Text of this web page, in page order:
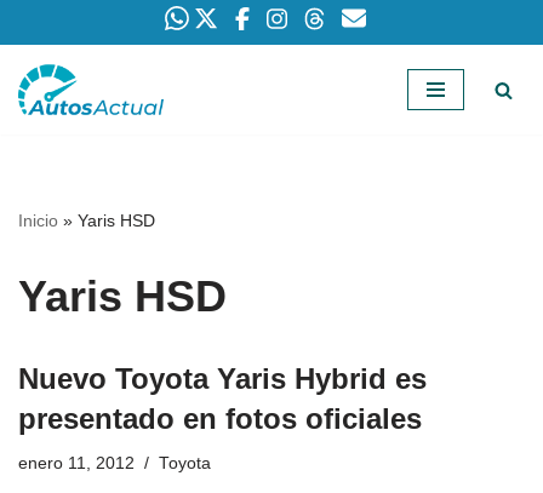
Saltar
Inicio » Yaris HSD
Yaris HSD
Nuevo Toyota Yaris Hybrid es
presentado en fotos oficiales
enero 11, 2012 Toyota